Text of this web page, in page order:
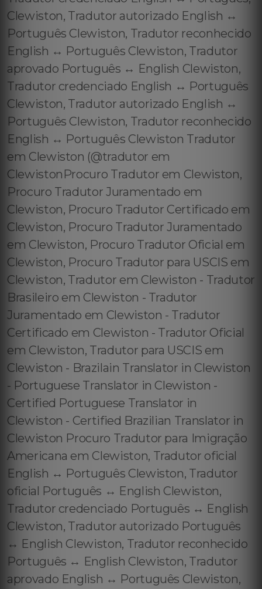
Clewiston, Tradutor autorizado English ↔️
Português Clewiston, Tradutor reconhecido
English ↔️ Português Clewiston, Tradutor
aprovado Português ↔️ English Clewiston,
Tradutor credenciado English ↔️ Português
Clewiston, Tradutor autorizado English ↔️
Português Clewiston, Tradutor reconhecido
English ↔️ Português Clewiston Tradutor
em Clewiston (@tradutor em
ClewistonProcuro Tradutor em Clewiston,
Procuro Tradutor Juramentado em
Clewiston, Procuro Tradutor Certificado em
Clewiston, Procuro Tradutor Juramentado
em Clewiston, Procuro Tradutor Oficial em
Clewiston, Procuro Tradutor para USCIS em
Clewiston, Tradutor em Clewiston - Tradutor
Brasileiro em Clewiston - Tradutor
Juramentado em Clewiston - Tradutor
Certificado em Clewiston - Tradutor Oficial
em Clewiston, Tradutor para USCIS em
Clewiston - Brazilain Translator in Clewiston
- Portuguese Translator in Clewiston -
Certified Portuguese Translator in
Clewiston - Certified Brazilian Translator in
Clewiston Procuro Tradutor para Imigração
Americana em Clewiston, Tradutor oficial
English ↔️ Português Clewiston, Tradutor
oficial Português ↔️ English Clewiston,
Tradutor credenciado Português ↔️ English
Clewiston, Tradutor autorizado Português
↔️ English Clewiston, Tradutor reconhecido
Português ↔️ English Clewiston, Tradutor
aprovado English ↔️ Português Clewiston,